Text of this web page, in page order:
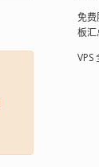
免
板汇